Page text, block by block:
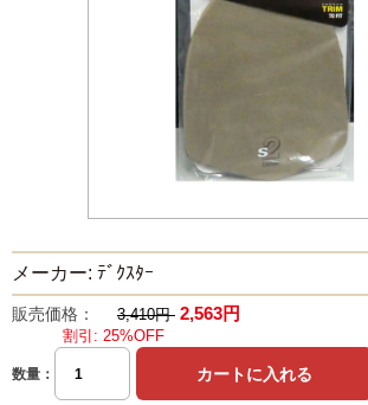
メーカー: ﾃﾞｸｽﾀｰ
販売価格： 3,410円 2,563円
割引: 25%OFF
数量：